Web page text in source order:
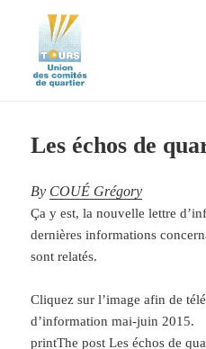
ville de Tours
Les échos de
By COUÉ Grégory
Ça y est, la nouvelle lettre
dernières informations
sont relatés.
Cliquez sur l’image afin de
d’information mai-juin 2015.
printThe post Les échos de